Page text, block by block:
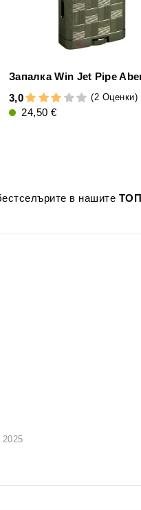
Запалка Win Jet Pipe
3,0
(2 Оценки)
24,50 €
в нашите
2025